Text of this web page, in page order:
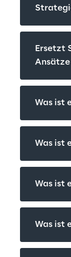
Ersetzt
Ansätze
Was ist
Was ist
Was ist
Was ist